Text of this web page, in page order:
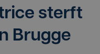
sterft
Brugge